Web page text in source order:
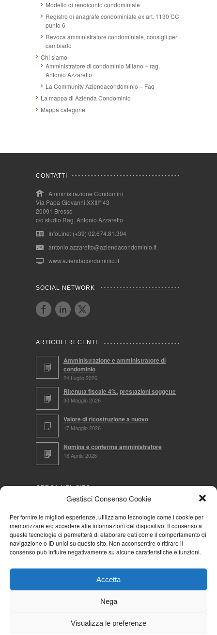
Gestisci Consenso Cookie
Per fornire le migliori esperienze, utilizziamo tecnologie come i cookie per
memorizzare e/o accedere alle informazioni del dispositivo. Il consenso a
queste tecnologie ci permetterà di elaborare dati come il comportamento di
navigazione o ID unici su questo sito. Non acconsentire o ritirare il
consenso può influire negativamente su alcune caratteristiche e funzioni.
Accetta
Nega
Visualizza le preferenze
Modello di rendiconto condominiale
Registro di anagrafe condominiale ex art. 1130 CC
punto 6
Revoca amministratore condominiale, consigli per
cambiarlo
Chi siamo
Amministratore di condominio Milano – rag.
Antonio Azzaretto
La Community Aziendacondominio – Faq
La mappa di Azienda Condominio
Mappa categorie
CONTATTI
Amministrazione Condomini
Via Papa Giovanni XXIII° 43
20091 Bresso
c/o studio Rag. Antonio Azzaretto
InfoLine: (+39) 02.674.81.304
antonio.azzaretto@aziendacondominio.it
www.aziendacondominio.it
SOCIAL NETWORK
ARTICOLI RECENTI
Amministrazione e amministratore di
condominio
24 Luglio 2026
Ritenuta fiscale 4%, prestazioni soggette
30 Maggio 2026
Valore di ricostruzione a nuovo
17 Maggio 2026
Nomina e conferma amministratore
16 Aprile 2026
CERCA NEL SITO
NAVIGA PER
Mappa completa
Cookie Policy (UE)
Iscriviti alla Community AziendaCondominio